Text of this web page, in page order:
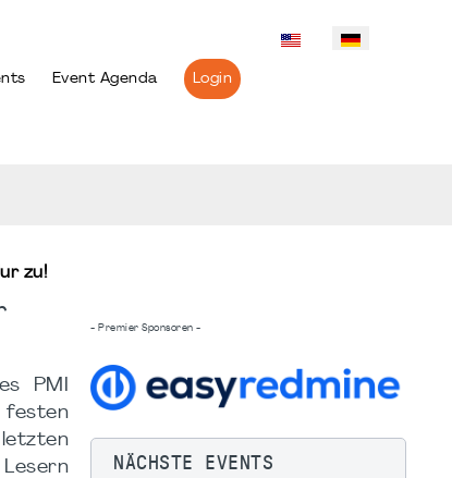
Event Agenda Login
zu!
PMI
festen
letzten
- Premier Sponsoren -
NÄCHSTE EVENTS